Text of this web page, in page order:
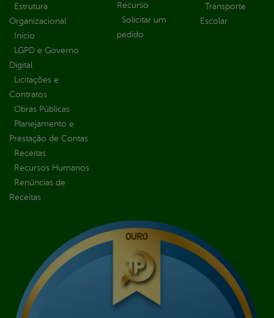
Estrutura
Organizacional
Inicio
LGPD e Governo
Digital
Licitações e
Contratos
Obras Públicas
Planejamento e
Prestação de Contas
Receitas
Recursos Humanos
Renúncias de
Receitas
Recurso
Solicitar um
pedido
Transporte
Escolar